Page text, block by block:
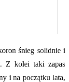
śnieg solidnie i
Z kolei taki zapas
i na początku lata,